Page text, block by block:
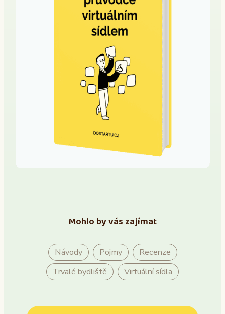
Mohlo by vás zajímat
Návody Pojmy
Recenze
Trvalé bydliště
Virtuální sídla